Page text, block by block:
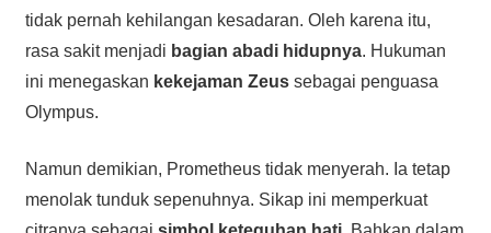
tidak pernah kehilangan kesadaran. Oleh karena itu,
rasa sakit menjadi bagian abadi hidupnya. Hukuman
ini menegaskan kekejaman Zeussebagai penguasa
Olympus.
Namun demikian, Prometheus tidak menyerah. Ia tetap
menolak tunduk sepenuhnya. Sikap ini memperkuat